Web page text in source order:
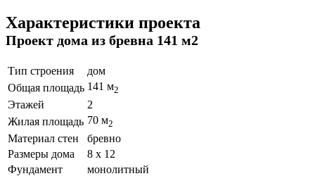
Характеристики проекта
Проект дома из бревна 141 м2
Тип строения
дом
Общая площадь 141 м2
Этажей
2
Жилая площадь 70 м2
Материал стен
бревно
Размеры дома
8 x 12
Фундамент
монолитный